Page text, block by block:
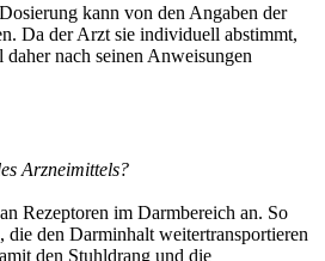
kann von den Angaben der
Da der Arzt sie individuell abstimmt,
nach seinen Anweisungen
Arzneimittels?
Rezeptoren im Darmbereich an. So
die den Darminhalt weitertransportieren
den Stuhldrang und die